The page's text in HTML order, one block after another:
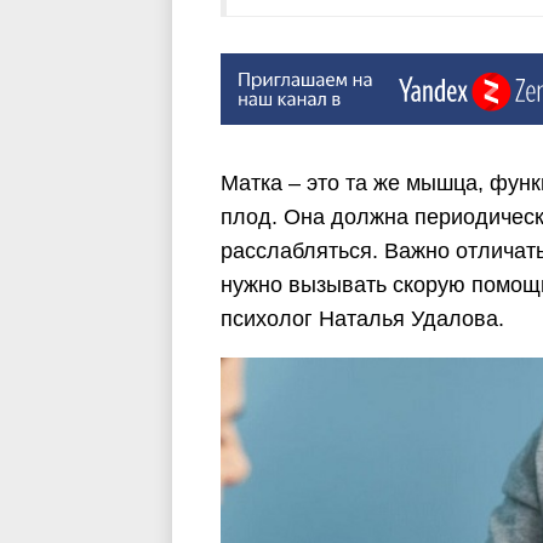
Матка – это та же мышца,
плод. Она должна
расслабляться. Важно
нужно вызывать скорую
психолог Наталья Удалова.